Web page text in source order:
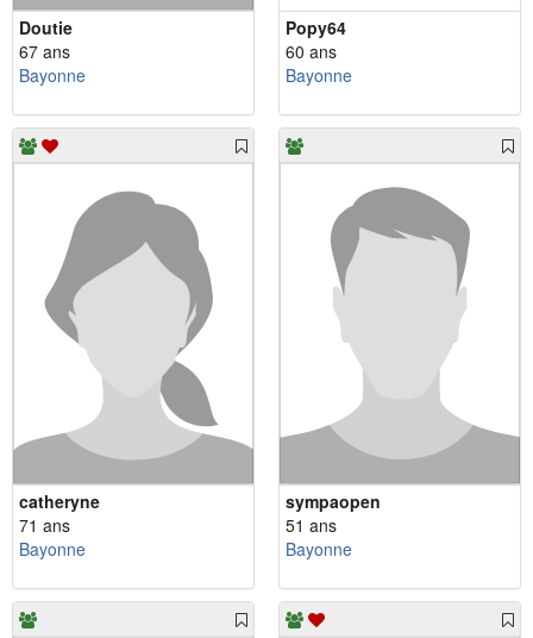
Doutie
67 ans
Bayonne
Popy64
60 ans
Bayonne
catheryne
71 ans
Bayonne
sympaopen
51 ans
Bayonne